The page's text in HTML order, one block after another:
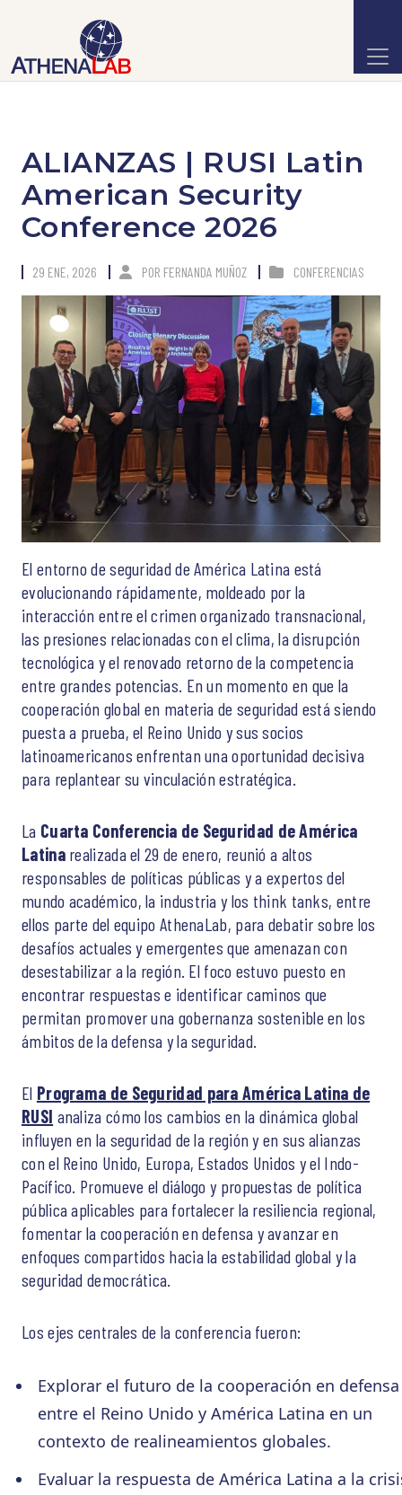
ALIANZAS | RUSI Latin
American Security
Conference 2026
29 ENE, 2026 POR FERNANDA MUÑOZ CONFERENCIAS
El entorno de seguridad de América Latina está
evolucionando rápidamente, moldeado por la
interacción entre el crimen organizado transnacional,
las presiones relacionadas con el clima, la disrupción
tecnológica y el renovado retorno de la competencia
entre grandes potencias. En un momento en que la
cooperación global en materia de seguridad está siendo
puesta a prueba, el Reino Unido y sus socios
latinoamericanos enfrentan una oportunidad decisiva
para replantear su vinculación estratégica.
La Cuarta Conferencia de Seguridad de América
Latinarealizada el 29 de enero, reunió a altos
responsables de políticas públicas y a expertos del
mundo académico, la industria y los think tanks, entre
ellos parte del equipo AthenaLab, para debatir sobre los
desafíos actuales y emergentes que amenazan con
desestabilizar a la región. El foco estuvo puesto en
encontrar respuestas e identificar caminos que
permitan promover una gobernanza sostenible en los
ámbitos de la defensa y la seguridad.
El Programa de Seguridad para América Latina de
RUSI analiza cómo los cambios en la dinámica global
influyen en la seguridad de la región y en sus alianzas
con el Reino Unido, Europa, Estados Unidos y el Indo-
Pacífico. Promueve el diálogo y propuestas de política
pública aplicables para fortalecer la resiliencia regional,
fomentar la cooperación en defensa y avanzar en
enfoques compartidos hacia la estabilidad global y la
seguridad democrática.
Los ejes centrales de la conferencia fueron:
Explorar el futuro de la cooperación en defensa
entre el Reino Unido y América Latina en un
contexto de realineamientos globales.
Evaluar la respuesta de América Latina a la